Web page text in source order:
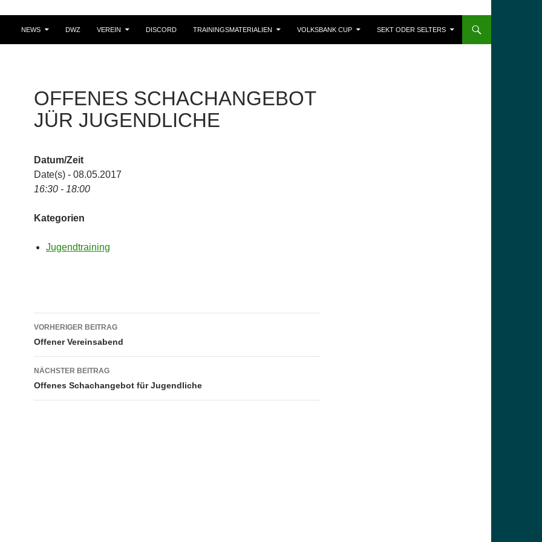
NEWS DWZ VEREIN DISCORD TRAININGSMATERIALIEN VOLKSBANK CUP SEKT ODER SELTERS
OFFENES SCHACHANGEBOT
JÜR JUGENDLICHE
Datum/Zeit
Date(s) - 08.05.2017
16:30 - 18:00
Kategorien
Jugendtraining
Beitragsnavigation
VORHERIGER BEITRAG
Offener Vereinsabend
NÄCHSTER BEITRAG
Offenes Schachangebot für Jugendliche